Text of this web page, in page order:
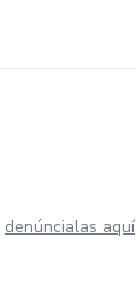
denúncialas aquí